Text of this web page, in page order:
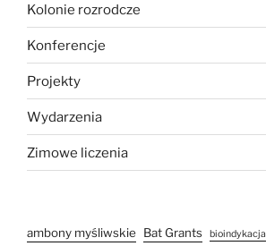
Kolonie rozrodcze
Konferencje
Projekty
Wydarzenia
Zimowe liczenia
ambony myśliwskie Bat Grants bioindykacja